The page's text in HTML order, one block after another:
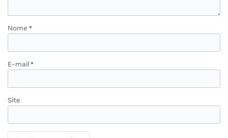
Nome *
E-mail *
Site